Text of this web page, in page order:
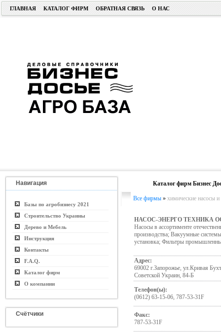
ГЛАВНАЯ КАТАЛОГ ФИРМ ОБРАТНАЯ СВЯЗЬ О НАС
Навигация
Базы по агробизнесу 2021
Строительство Украины
Дерево и Мебель
Инструкция
Контакты
F.A.Q.
Каталог фирм
О компании
Счётчики
Каталог фирм Бизнес
Все фирмы » химические насосы и
НАСОС-ЭНЕРГО ТЕХНИКА
Насосы в ассортименте
производства; Вакуумные
установка; Фильтры
Адрес:
69002 г.Запорожье, ул.Кривая
Советской Украин, 84-Б
Телефон(ы):
(0612) 63-15-06, 787-53-31F
Факс:
787-53-31F